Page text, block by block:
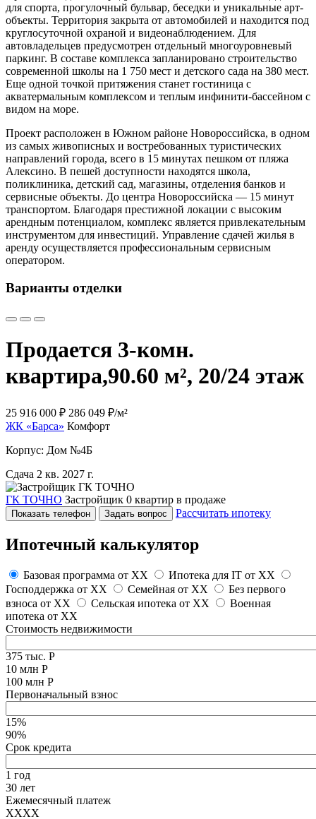
для спорта, прогулочный бульвар, беседки и уникальные арт-
объекты. Территория закрыта от автомобилей и находится под
круглосуточной охраной и видеонаблюдением. Для
автовладельцев предусмотрен отдельный многоуровневый
паркинг. В составе комплекса запланировано строительство
современной школы на 1 750 мест и детского сада на 380 мест.
Еще одной точкой притяжения станет гостиница с
акватермальным комплексом и теплым инфинити-бассейном с
видом на море.
Проект расположен в Южном районе Новороссийска, в одном
из самых живописных и востребованных туристических
направлений города, всего в 15 минутах пешком от пляжа
Алексино. В пешей доступности находятся школа,
поликлиника, детский сад, магазины, отделения банков и
сервисные объекты. До центра Новороссийска — 15 минут
транспортом. Благодаря престижной локации с высоким
арендным потенциалом, комплекс является привлекательным
инструментом для инвестиций. Управление сдачей жилья в
аренду осуществляется профессиональным сервисным
оператором.
Варианты отделки
Продается 3-комн.
квартира,90.60 м², 20/24 этаж
25 916 000 ₽ 286 049 ₽/м²
ЖК «Барса» Комфорт
Корпус: Дом №4Б
Сдача 2 кв. 2027 г.
ГК ТОЧНО Застройщик 0 квартир в продаже
Показать телефон Задать вопрос Рассчитать ипотеку
Ипотечный калькулятор
Базовая программа от XX Ипотека для IT от XX
Господдержка от XX Семейная от XX
Без первого
взноса от XX Сельская ипотека от XX
Военная
ипотека от XX
Стоимость недвижимости
375 тыс. Р
10 млн Р
100 млн Р
Первоначальный взнос
15%
90%
Срок кредита
1 год
30 лет
Ежемесячный платеж
XXXX